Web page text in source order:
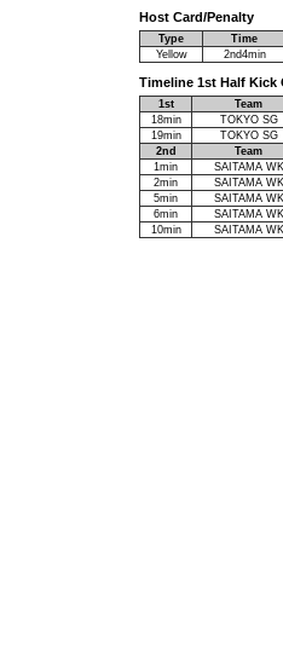
Host Card/Penalty
Type Time
Yellow
2nd4min
Timeline 1st Half Kick
1st Team
18min
TOKYO SG
19min
TOKYO SG
2nd
Team
1min
SAITAMA WK
2min
SAITAMA WK
5min
SAITAMA WK
6min
SAITAMA WK
10min
SAITAMA WK